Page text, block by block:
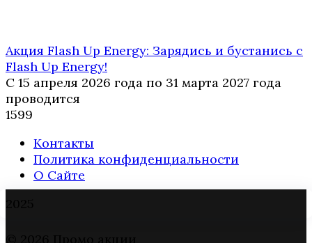
Акция Flash Up Energy: Зарядись и бустанись с
Flash Up Energy!
С 15 апреля 2026 года по 31 марта 2027 года
проводится
1599
Контакты
Политика конфиденциальности
О Сайте